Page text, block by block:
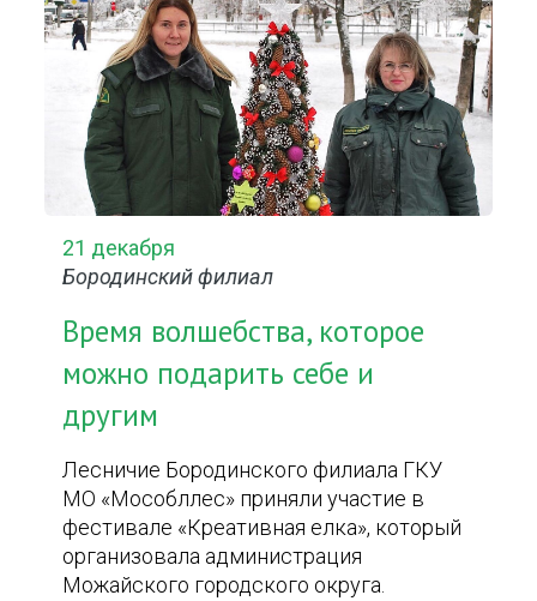
21 декабря
Бородинский филиал
Время волшебства, которое
можно подарить себе и
другим
Лесничие Бородинского филиала ГКУ
МО «Мособллес» приняли участие в
фестивале «Креативная елка», который
организовала администрация
Можайского городского округа.